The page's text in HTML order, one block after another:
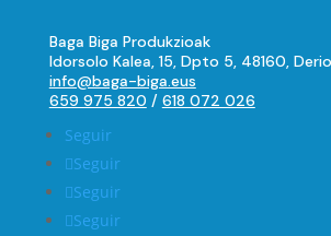
Baga Biga Produkzioak
Idorsolo Kalea, 15, Dpto 5, 48160,
info@baga-biga.eus
659 975 820 / 618 072 026
Seguir
Seguir
Seguir
Seguir